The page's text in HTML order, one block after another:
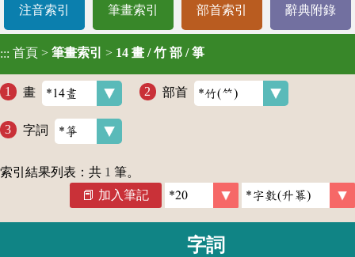
注音索引 筆畫索引 部首索引 辭典附錄
::: 首頁 > 筆畫索引 > 14 畫 / 竹 部 / 箏
畫 部首
字詞
索引結果列表：共 1 筆。
加入筆記
字詞